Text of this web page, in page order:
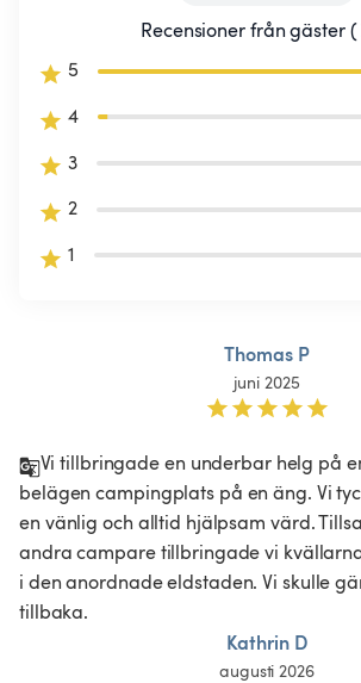
Recensioner från gäster (
5
4
3
2
1
Thomas P
juni 2025
Vi tillbringade en underbar helg på
belägen campingplats på en äng. Vi
en vänlig och alltid hjälpsam värd.
andra campare tillbringade vi
i den anordnade eldstaden. Vi skulle
tillbaka.
Kathrin D
augusti 2026